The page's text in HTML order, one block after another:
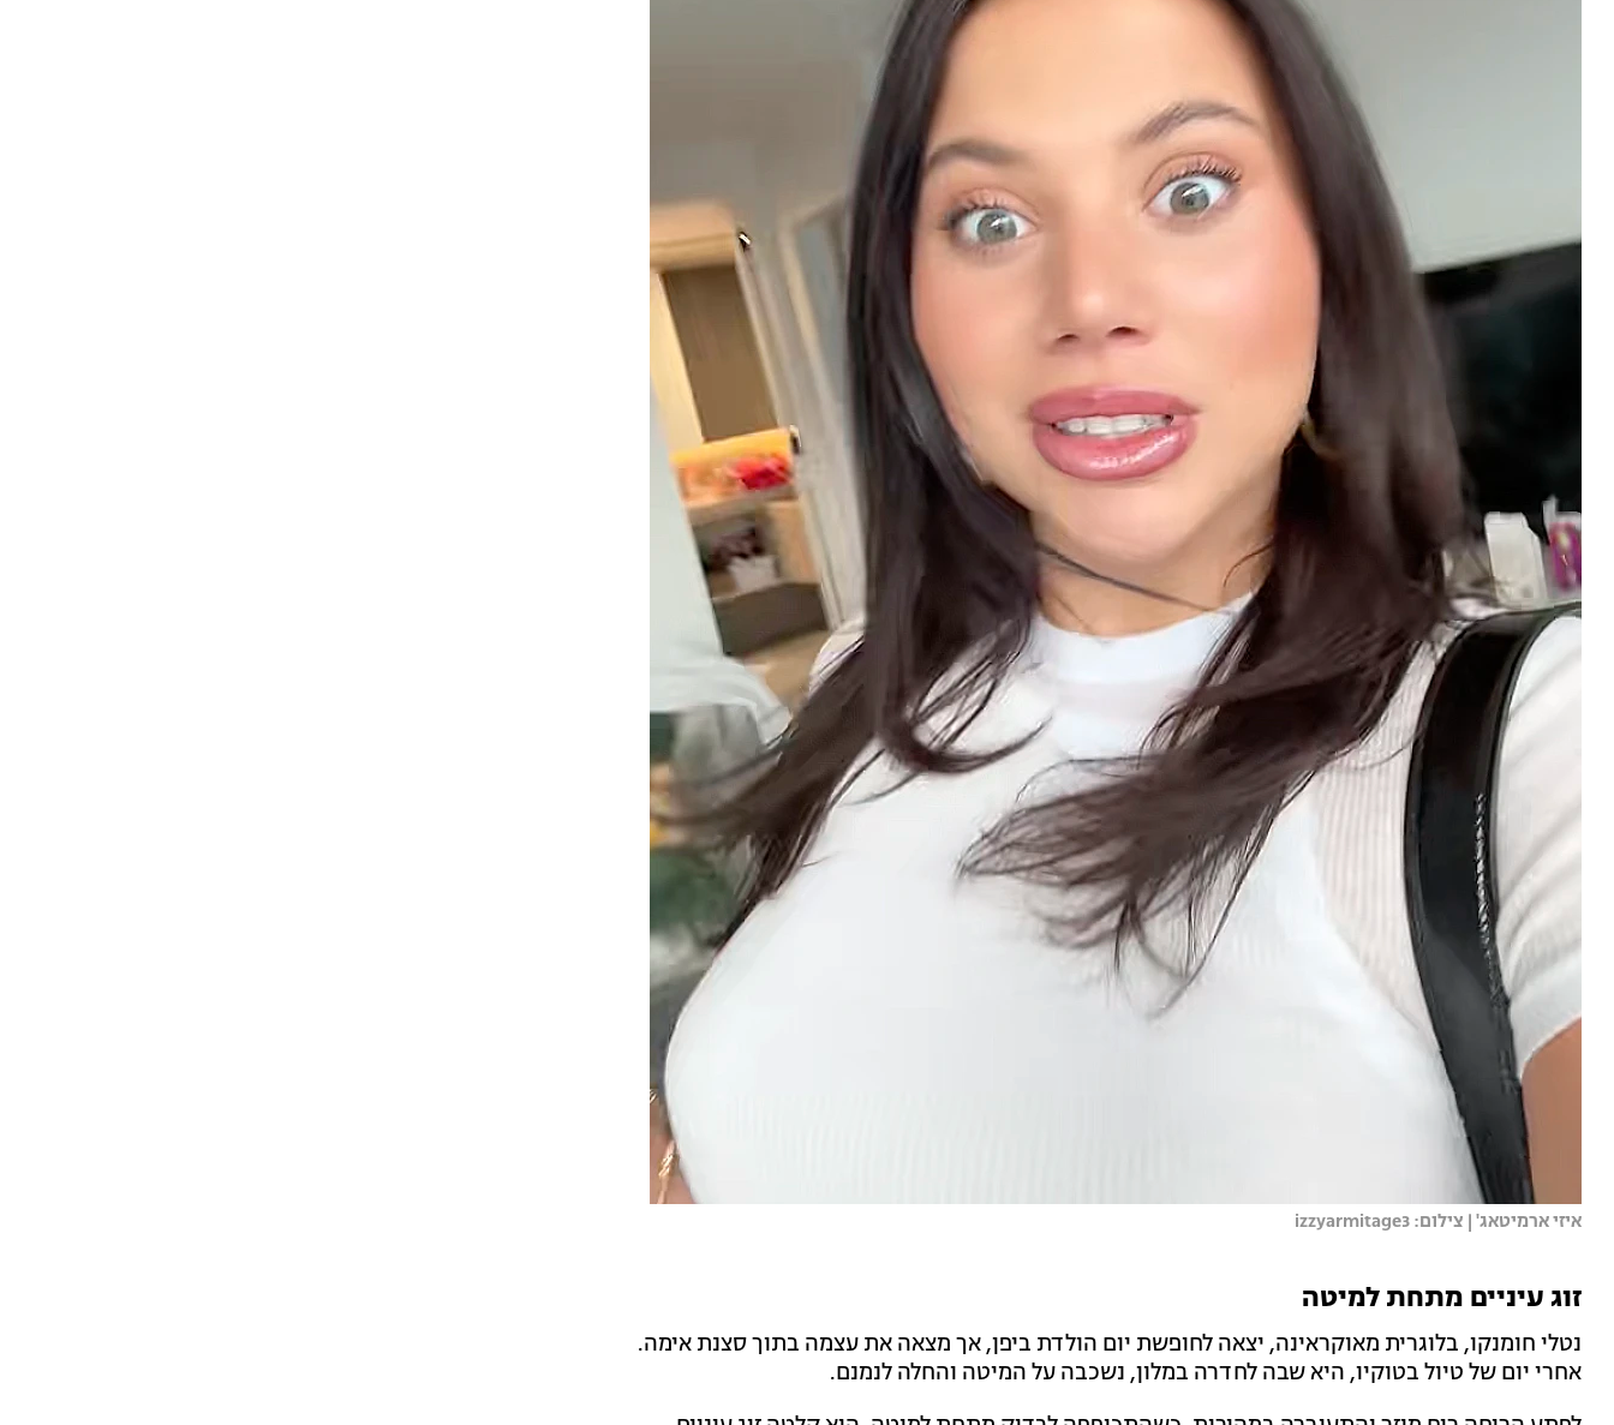
איזי ארמיטאג' | צילום: izzyarmitage3
זוג עיניים מתחת למיטה
נטלי חומנקו, בלוגרית מאוקראינה, יצאה לחופשת יום הולדת ביפן, אך מצאה את עצמה בתוך סצנת אימה.
אחרי יום של טיול בטוקיו, היא שבה לחדרה במלון, נשכבה על המיטה והחלה לנמנם.